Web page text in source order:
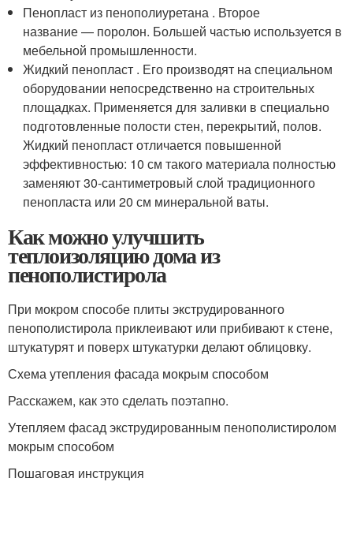
Пенопласт из пенополиуретана . Второе
название — поролон. Большей частью используется в
мебельной промышленности.
Жидкий пенопласт . Его производят на специальном
оборудовании непосредственно на строительных
площадках. Применяется для заливки в специально
подготовленные полости стен, перекрытий, полов.
Жидкий пенопласт отличается повышенной
эффективностью: 10 см такого материала полностью
заменяют 30-сантиметровый слой традиционного
пенопласта или 20 см минеральной ваты.
Как можно улучшить
теплоизоляцию дома из
пенополистирола
При мокром способе плиты экструдированного
пенополистирола приклеивают или прибивают к стене,
штукатурят и поверх штукатурки делают облицовку.
Схема утепления фасада мокрым способом
Расскажем, как это сделать поэтапно.
Утепляем фасад экструдированным пенополистиролом
мокрым способом
Пошаговая инструкция